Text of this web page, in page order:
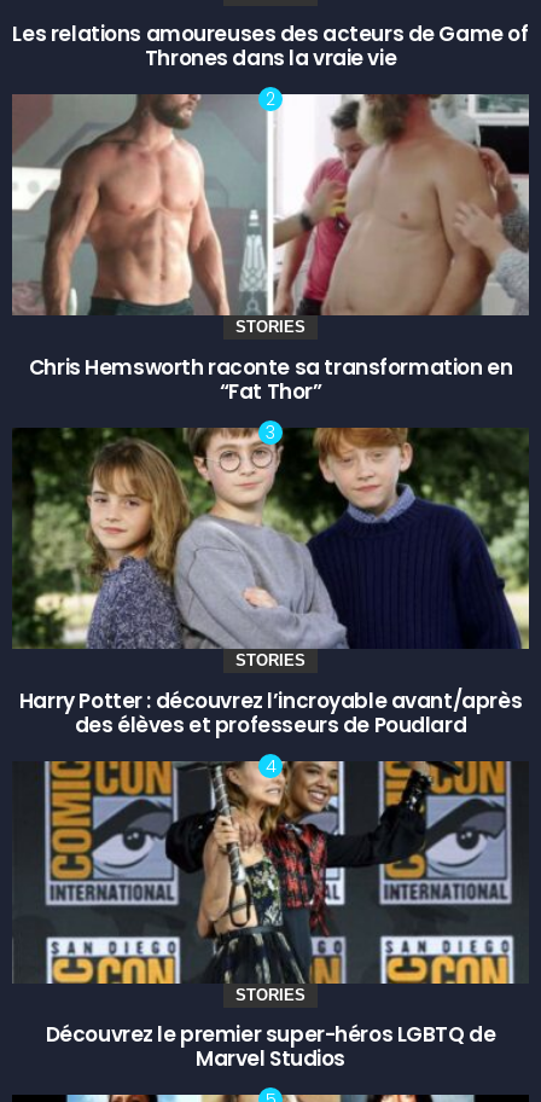
Les relations amoureuses des acteurs de Game of
Thrones dans la vraie vie
STORIES
Chris Hemsworth raconte sa transformation en
“Fat Thor”
STORIES
Harry Potter : découvrez l’incroyable avant/après
des élèves et professeurs de Poudlard
STORIES
Découvrez le premier super-héros LGBTQ de
Marvel Studios